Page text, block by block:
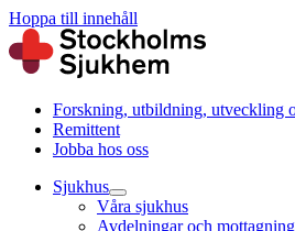
Hoppa till innehåll
Forskning, utbildning, utveckling
Remittent
Jobba hos oss
Sjukhus
Våra sjukhus
Avdelningar och